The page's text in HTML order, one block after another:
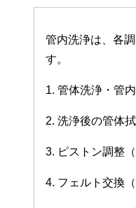
管内洗浄は、各
す。
1. 管体洗浄・管
2. 洗浄後の管体
3. ピストン調整（
4. フェルト交換（